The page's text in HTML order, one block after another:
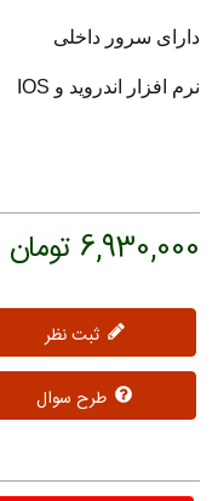
دارای سرور داخلی
نرم افزار اندروید و IOS
6,930,000 تومان
ثبت نظر